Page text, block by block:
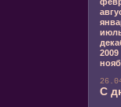
2009
С